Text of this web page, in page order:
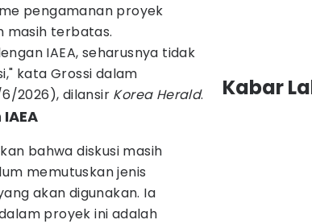
pengamanan proyek
masih terbatas.
IAEA, seharusnya tidak
kata Grossi dalam
2026), dilansir Korea Herald.
bahwa diskusi masih
memutuskan jenis
akan digunakan. Ia
proyek ini adalah
Kabar